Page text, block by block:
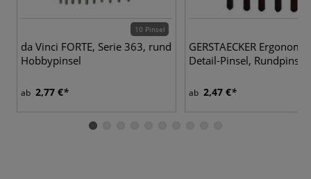
10 Pinsel
da Vinci FORTE, Serie 363, rund
Hobbypinsel
ab 2,77 €
GERSTAECKER
Detail-Pinsel, Rundpinsel
ab 2,47 €